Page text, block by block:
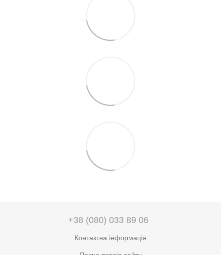
+38 (080) 033 89 06
Контактна інформація